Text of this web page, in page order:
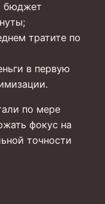
бюджет
тратите по
в первую
по мере
фокус на
точности